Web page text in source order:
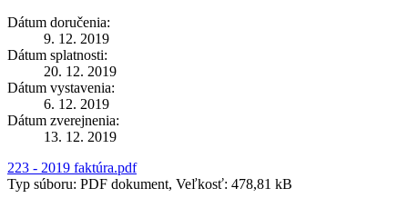
Dátum doručenia:
9. 12. 2019
Dátum splatnosti:
20. 12. 2019
Dátum vystavenia:
6. 12. 2019
Dátum zverejnenia:
13. 12. 2019
223 - 2019 faktúra.pdf
Typ súboru: PDF dokument, Veľkosť: 478,81 kB